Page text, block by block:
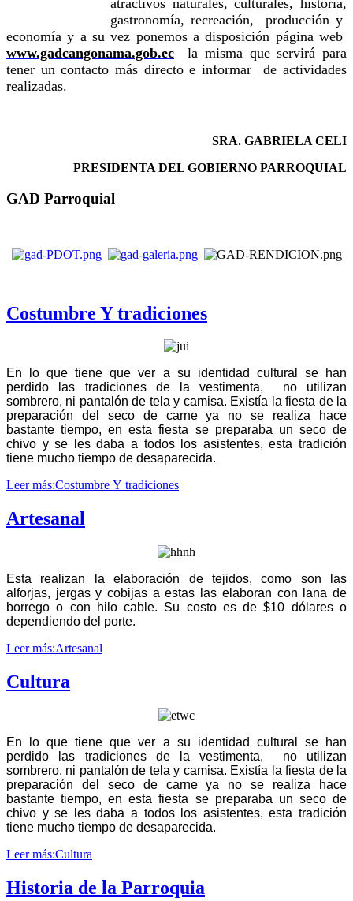
atractivos naturales, culturales, historia,
gastronomía, recreación, producción y
economía y a su vez ponemos a disposición página web
www.gadcangonama.gob.ec
la misma que servirá para
tener un contacto más directo e informar de actividades
realizadas.
SRA. GABRIELA CELI
PRESIDENTA DEL GOBIERNO PARROQUIAL
GAD Parroquial
Costumbre Y tradiciones
En lo que tiene que ver a su identidad cultural se han
perdido las tradiciones de la vestimenta, no utilizan
sombrero, ni pantalón de tela y camisa. Existía la fiesta de la
preparación del seco de carne ya no se realiza hace
bastante tiempo, en esta fiesta se preparaba un seco de
chivo y se les daba a todos los asistentes, esta tradición
tiene mucho tiempo de desaparecida.
Leer más:Costumbre Y tradiciones
Artesanal
Esta realizan la elaboración de tejidos, como son las
alforjas, jergas y cobijas a estas las elaboran con lana de
borrego o con hilo cable. Su costo es de $10 dólares o
dependiendo del porte.
Leer más:Artesanal
Cultura
En lo que tiene que ver a su identidad cultural se han
perdido las tradiciones de la vestimenta, no utilizan
sombrero, ni pantalón de tela y camisa. Existía la fiesta de la
preparación del seco de carne ya no se realiza hace
bastante tiempo, en esta fiesta se preparaba un seco de
chivo y se les daba a todos los asistentes, esta tradición
tiene mucho tiempo de desaparecida.
Leer más:Cultura
Historia de la Parroquia